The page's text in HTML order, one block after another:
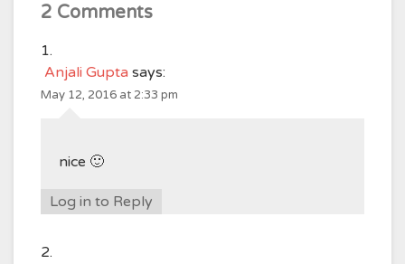
2 Comments
Anjali Gupta says:
May 12, 2016 at 2:33 pm
nice 🙂
Log in to Reply